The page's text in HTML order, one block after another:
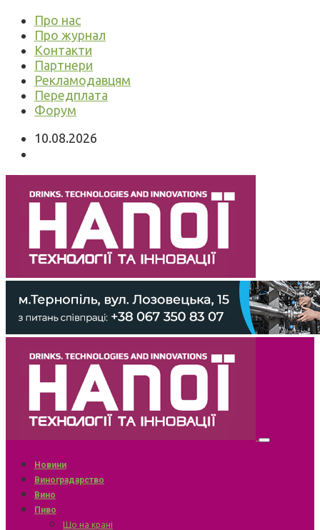
Про нас
Про журнал
Контакти
Партнери
Рекламодавцям
Передплата
Форум
10.08.2026
Новини
Виноградарство
Вино
Пиво
Що на крані